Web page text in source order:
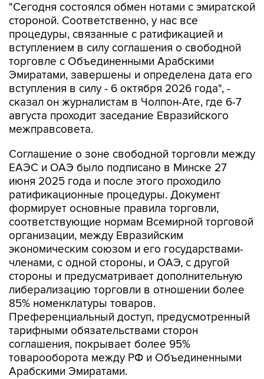
"Сегодня состоялся обмен нотами с эмиратской
стороной. Соответственно, у нас все
процедуры, связанные с ратификацией и
вступлением в силу соглашения о свободной
торговле с Объединенными Арабскими
Эмиратами, завершены и определена дата его
вступления в силу - 6 октября 2026 года", -
сказал он журналистам в Чолпон-Ате, где 6-7
августа проходит заседание Евразийского
межправсовета.
Соглашение о зоне свободной торговли между
ЕАЭС и ОАЭ было подписано в Минске 27
июня 2025 года и после этого проходило
ратификационные процедуры. Документ
формирует основные правила торговли,
соответствующие нормам Всемирной торговой
организации, между Евразийским
экономическим союзом и его государствами-
членами, с одной стороны, и ОАЭ, с другой
стороны и предусматривает дополнительную
либерализацию торговли в отношении более
85% номенклатуры товаров.
Преференциальный доступ, предусмотренный
тарифными обязательствами сторон
соглашения, покрывает более 95%
товарооборота между РФ и Объединенными
Арабскими Эмиратами.